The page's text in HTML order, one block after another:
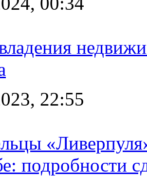
22:55
подробности